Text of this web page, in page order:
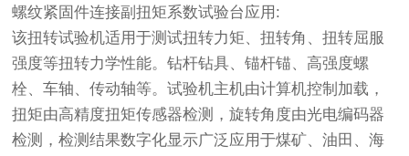
螺纹紧固件连接副扭矩系数试验台应用:
该扭转试验机适用于测试扭转力矩、扭转角、扭转屈服
强度等扭转力学性能。钻杆钻具、锚杆锚、高强度螺
栓、车轴、传动轴等。试验机主机由计算机控制加载，
扭矩由高精度扭矩传感器检测，旋转角度由光电编码器
检测，检测结果数字化显示广泛应用于煤矿、油田、海